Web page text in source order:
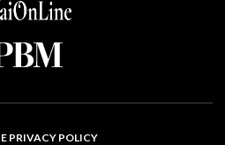
PRIVACY POLICY